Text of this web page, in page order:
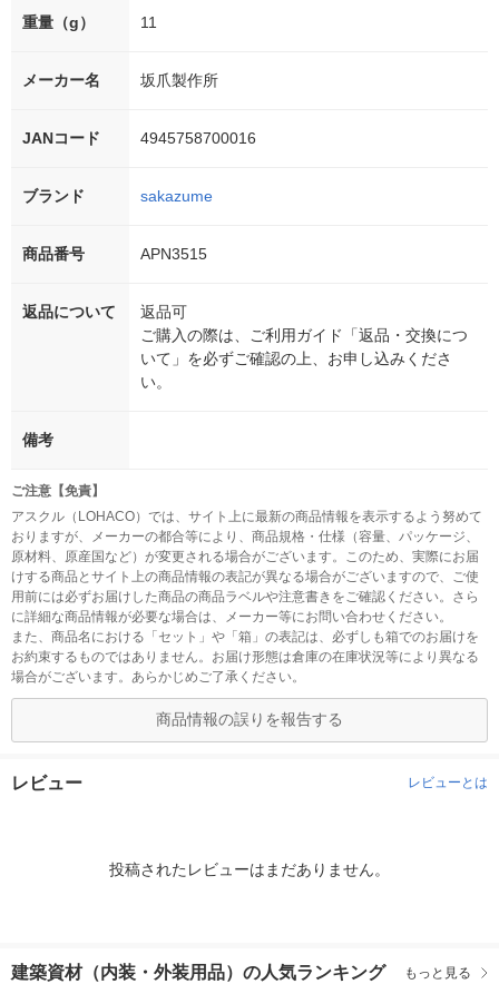
重量（g） 11
メーカー名 坂爪製作所
JANコード 4945758700016
ブランド sakazume
商品番号 APN3515
返品について
返品可
ご購入の際は、ご利用ガイド「返品・交換につ
いて」を必ずご確認の上、お申し込みくださ
い。
備考
ご注意【免責】
アスクル（LOHACO）では、サイト上に最新の商品情報を表示するよう努めて
おりますが、メーカーの都合等により、商品規格・仕様（容量、パッケージ、
原材料、原産国など）が変更される場合がございます。このため、実際にお届
けする商品とサイト上の商品情報の表記が異なる場合がございますので、ご使
用前には必ずお届けした商品の商品ラベルや注意書きをご確認ください。さら
に詳細な商品情報が必要な場合は、メーカー等にお問い合わせください。
また、商品名における「セット」や「箱」の表記は、必ずしも箱でのお届けを
お約束するものではありません。お届け形態は倉庫の在庫状況等により異なる
場合がございます。あらかじめご了承ください。
商品情報の誤りを報告する
レビュー レビューとは
投稿されたレビューはまだありません。
建築資材（内装・外装用品）の人気ランキング もっと見る